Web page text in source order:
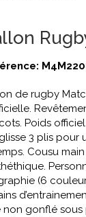
de rugby
Poids
3 plis pour
Cousu
(6
non gonflé